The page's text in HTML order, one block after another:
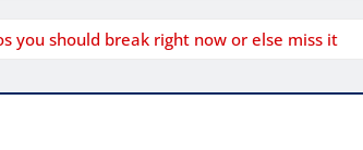
you should break right now or else miss it